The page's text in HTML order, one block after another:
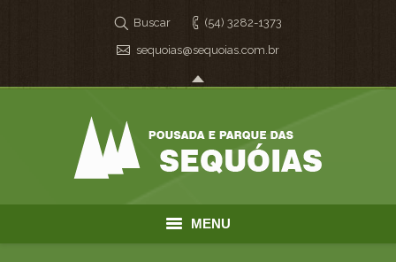
Buscar (54) 3282-1373
sequoias@sequoias.com.br
MENU